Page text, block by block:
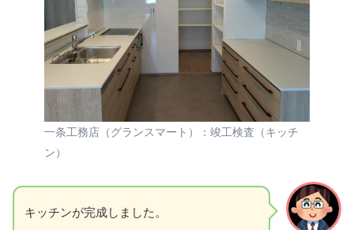
一条工務店（グランスマート）：竣工検査（キッチ
ン）
キッチンが完成しました。